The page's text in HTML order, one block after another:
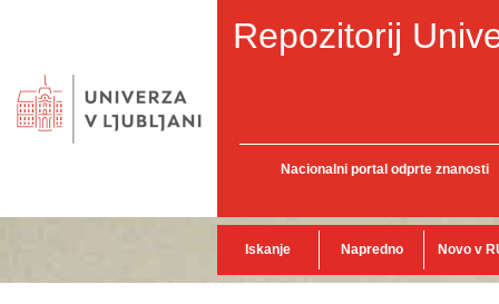
Repozitorij
Nacionalni portal odprte znanosti
Iskanje Napredno Novo v